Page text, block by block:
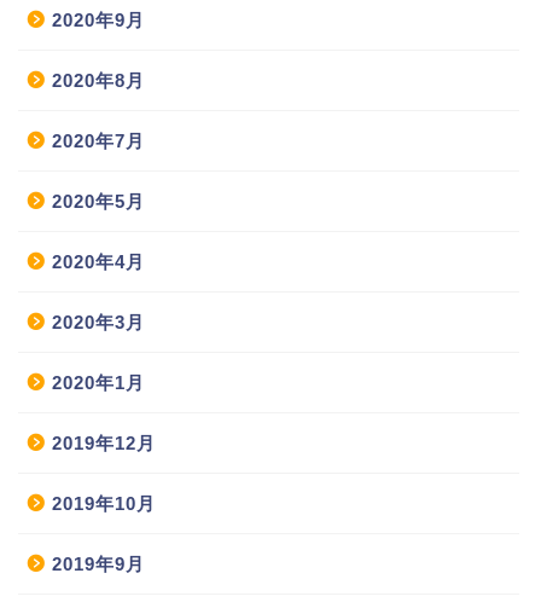
2020年9月
2020年8月
2020年7月
2020年5月
2020年4月
2020年3月
2020年1月
2019年12月
2019年10月
2019年9月